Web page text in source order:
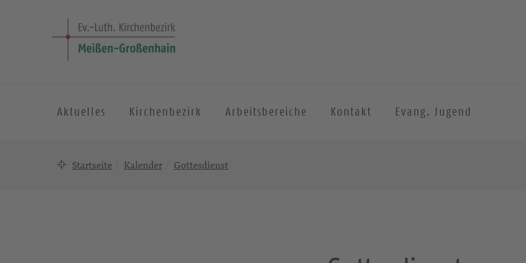
Aktuelles Kirchenbezirk Arbeitsbereiche Kontakt Evang. Jugend
Startseite Kalender Gottesdienst